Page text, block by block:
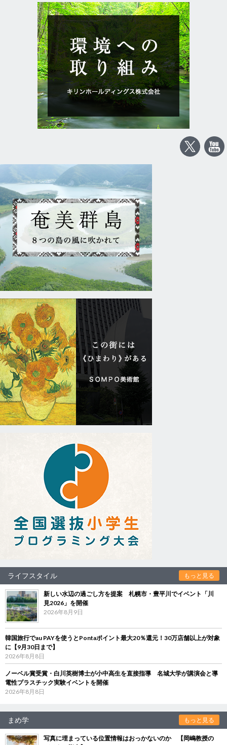
ライフスタイル もっと見る
新しい水辺の過ごし方を提案 札幌市・豊平川でイベント「川
見2026」を開催
2026年8月9日
韓国旅行でau PAYを使うとPontaポイント最大20％還元！30万店舗以上が対象
に【9月30日まで】
2026年8月8日
ノーベル賞受賞・白川英樹博士が小中高生を直接指導 名城大学が講演会と導
電性プラスチック実験イベントを開催
2026年8月8日
まめ学 もっと見る
写真に埋まっている位置情報はおっかないのか 【岡嶋教授の